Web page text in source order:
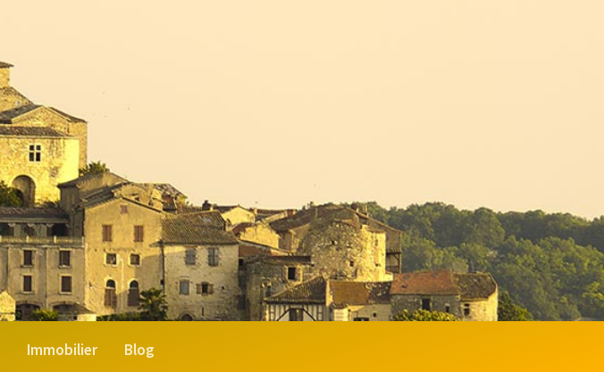
Immobilier Blog